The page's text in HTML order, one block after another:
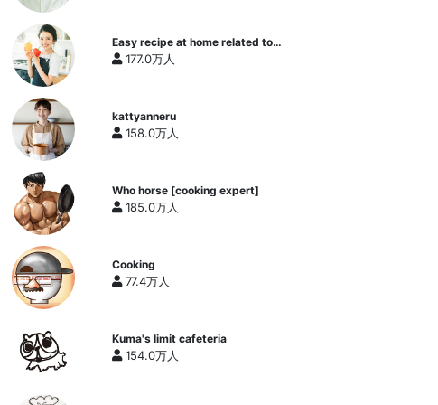
Easy recipe at home related to
cooking researcher / Yukari's
Kitchen
177.0万人
kattyanneru
158.0万人
Who horse [cooking expert]
185.0万人
Cooking
77.4万人
Kuma's limit cafeteria
154.0万人